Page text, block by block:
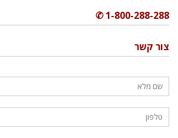
1-800-288-288 ✆
צור קשר